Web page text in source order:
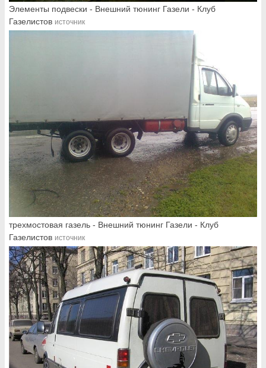
Элементы подвески - Внешний тюнинг Газели - Клуб
Газелистов источник
трехмостовая газель - Внешний тюнинг Газели - Клуб
Газелистов источник